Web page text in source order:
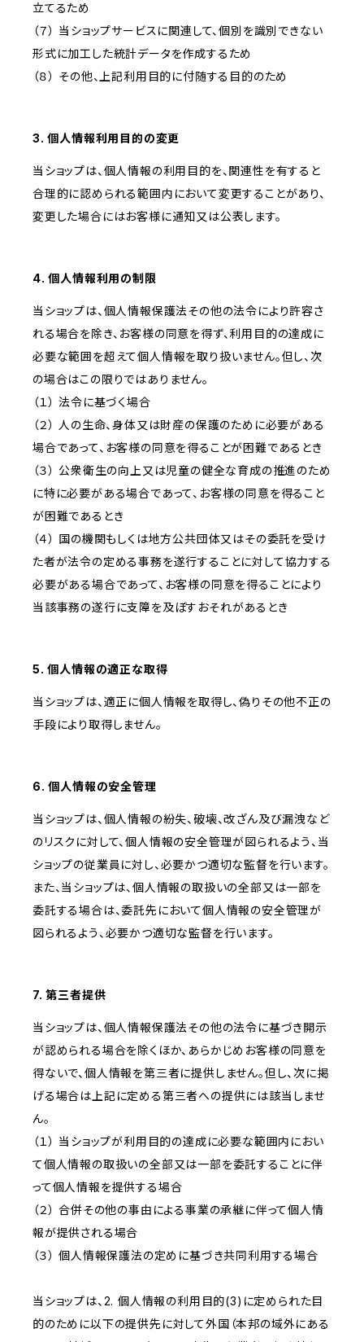
立てるため
（７） 当ショップサービスに関連して、個別を識別できない
形式に加工した統計データを作成するため
（８） その他、上記利用目的に付随する目的のため
3. 個人情報利用目的の変更
当ショップは、個人情報の利用目的を、関連性を有すると
合理的に認められる範囲内において変更することがあり、
変更した場合にはお客様に通知又は公表します。
4. 個人情報利用の制限
当ショップは、個人情報保護法その他の法令により許容さ
れる場合を除き、お客様の同意を得ず、利用目的の達成に
必要な範囲を超えて個人情報を取り扱いません。但し、次
の場合はこの限りではありません。
（１） 法令に基づく場合
（２） 人の生命、身体又は財産の保護のために必要がある
場合であって、お客様の同意を得ることが困難であるとき
（３） 公衆衛生の向上又は児童の健全な育成の推進のため
に特に必要がある場合であって、お客様の同意を得ること
が困難であるとき
（４） 国の機関もしくは地方公共団体又はその委託を受け
た者が法令の定める事務を遂行することに対して協力する
必要がある場合であって、お客様の同意を得ることにより
当該事務の遂行に支障を及ぼすおそれがあるとき
5. 個人情報の適正な取得
当ショップは、適正に個人情報を取得し、偽りその他不正の
手段により取得しません。
6. 個人情報の安全管理
当ショップは、個人情報の紛失、破壊、改ざん及び漏洩など
のリスクに対して、個人情報の安全管理が図られるよう、当
ショップの従業員に対し、必要かつ適切な監督を行います。
また、当ショップは、個人情報の取扱いの全部又は一部を
委託する場合は、委託先において個人情報の安全管理が
図られるよう、必要かつ適切な監督を行います。
7. 第三者提供
当ショップは、個人情報保護法その他の法令に基づき開示
が認められる場合を除くほか、あらかじめお客様の同意を
得ないで、個人情報を第三者に提供しません。但し、次に掲
げる場合は上記に定める第三者への提供には該当しませ
ん。
（１） 当ショップが利用目的の達成に必要な範囲内におい
て個人情報の取扱いの全部又は一部を委託することに伴
って個人情報を提供する場合
（２） 合併その他の事由による事業の承継に伴って個人情
報が提供される場合
（３） 個人情報保護法の定めに基づき共同利用する場合
当ショップは、2. 個人情報の利用目的(3)に定められた目
的のために以下の提供先に対して外国（本邦の域外にある